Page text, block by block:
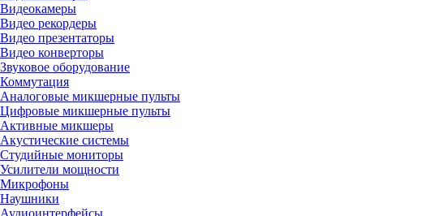
Видеокамеры
Видео рекордеры
Видео презентаторы
Видео конверторы
Звуковое оборудование
Коммутация
Аналоговые микшерные пульты
Цифровые микшерные пульты
Активные микшеры
Акустические системы
Студийные мониторы
Усилители мощности
Микрофоны
Наушники
Аудиоинтерфейсы